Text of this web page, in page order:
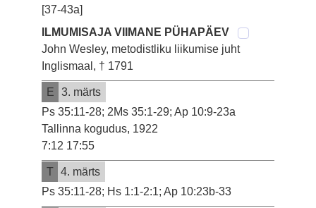
[37-43a]
ILMUMISAJA VIIMANE PÜHAPÄEV
John Wesley, metodistliku liikumise juht
Inglismaal, † 1791
E
3. märts
Ps 35:11-28; 2Ms 35:1-29; Ap 10:9-23a
Tallinna kogudus, 1922
7:12 17:55
T
4. märts
Ps 35:11-28; Hs 1:1-2:1; Ap 10:23b-33